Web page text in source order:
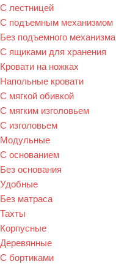
С лестницей
С подъемным механизмом
Без подъемного механизма
С ящиками для хранения
Кровати на ножках
Напольные кровати
С мягкой обивкой
С мягким изголовьем
С изголовьем
Модульные
С основанием
Без основания
Удобные
Без матраса
Тахты
Корпусные
Деревянные
С бортиками